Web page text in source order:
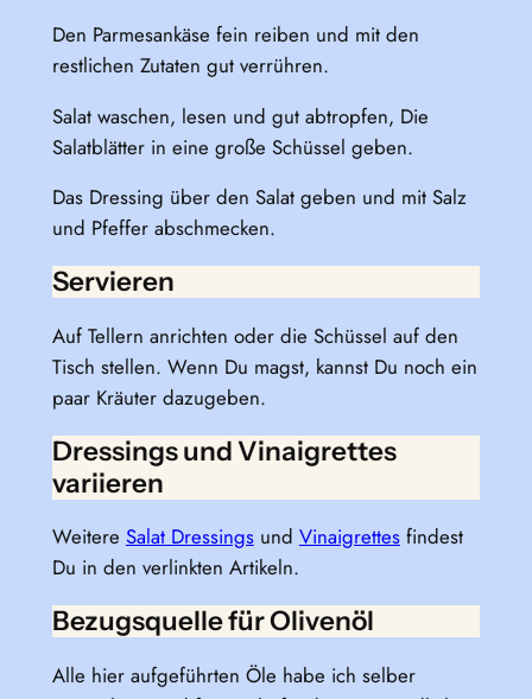
Den Parmesankäse fein reiben und mit den
restlichen Zutaten gut verrühren.
Salat waschen, lesen und gut abtropfen, Die
Salatblätter in eine große Schüssel geben.
Das Dressing über den Salat geben und mit Salz
und Pfeffer abschmecken.
Servieren
Auf Tellern anrichten oder die Schüssel auf den
Tisch stellen. Wenn Du magst, kannst Du noch ein
paar Kräuter dazugeben.
Dressings und Vinaigrettes
variieren
Weitere Salat Dressingsund Vinaigrettesfindest
Du in den verlinkten Artikeln.
Bezugsquelle für Olivenöl
Alle hier aufgeführten Öle habe ich selber